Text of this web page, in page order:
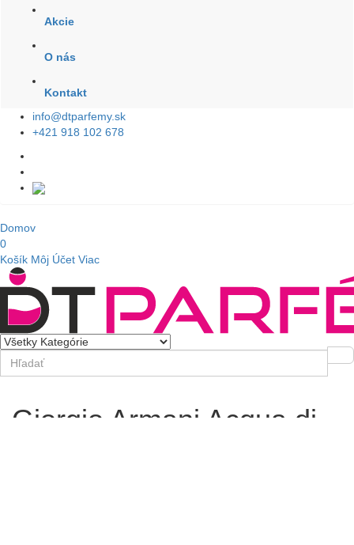
Akcie
O nás
Kontakt
info@dtparfemy.sk
+421 918 102 678
Domov
0
Košík Môj Účet Viac
Giorgio Armani Acqua di